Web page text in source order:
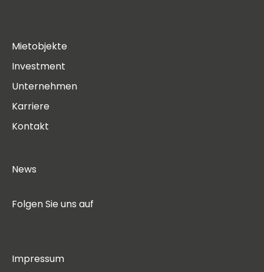
Mietobjekte
Investment
Unternehmen
Karriere
Kontakt
News
Folgen Sie uns auf
Impressum